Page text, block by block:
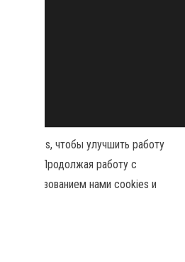
cookies, чтобы улучшить работу
сайта. Продолжая работу с
с использованием нами cookies и